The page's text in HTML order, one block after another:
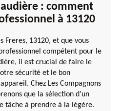
: comment
à 13120
Freres, 13120, et que vous
compétent pour le
il est crucial de faire le
sécurité et le bon
Chez Les Compagnons
que la sélection d'un
tâche à prendre à la légère.